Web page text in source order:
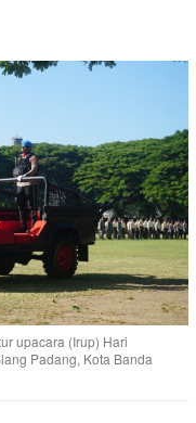
upacara (Irup) Hari
Padang, Kota Banda